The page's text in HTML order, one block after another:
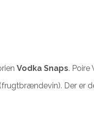
Vodka Snaps.
Der er